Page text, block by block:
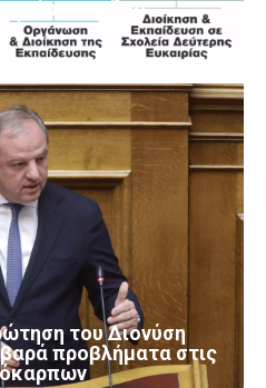
από το
του Διονύση
προβλήματα στις